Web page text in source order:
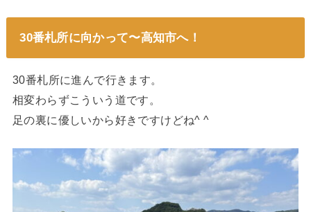
30番札所に向かって〜高知市へ！
30番札所に進んで行きます。
相変わらずこういう道です。
足の裏に優しいから好きですけどね^ ^